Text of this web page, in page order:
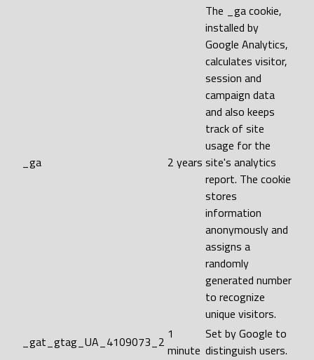
_ga 2 years
The _ga cookie,
installed by
Google Analytics,
calculates visitor,
session and
campaign data
and also keeps
track of site
usage for the
site's analytics
report. The cookie
stores
information
anonymously and
assigns a
randomly
generated number
to recognize
unique visitors.
_gat_gtag_UA_4109073_2 1
minute
Set by Google to
distinguish users.